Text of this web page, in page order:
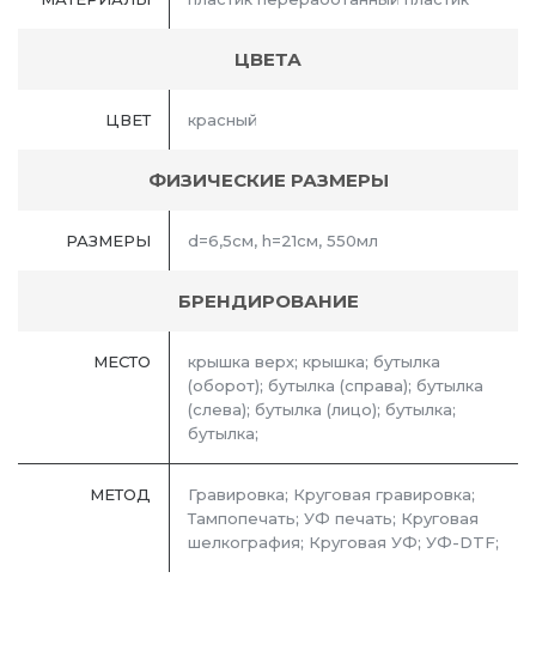
ЦВЕТА
ЦВЕТ красный
ФИЗИЧЕСКИЕ РАЗМЕРЫ
РАЗМЕРЫ d=6,5см, h=21см, 550мл
БРЕНДИРОВАНИЕ
МЕСТО
крышка верх; крышка; бутылка
(оборот); бутылка (справа); бутылка
(слева); бутылка (лицо); бутылка;
бутылка;
МЕТОД
Гравировка; Круговая гравировка;
Тампопечать; УФ печать; Круговая
шелкография; Круговая УФ; УФ-DTF;